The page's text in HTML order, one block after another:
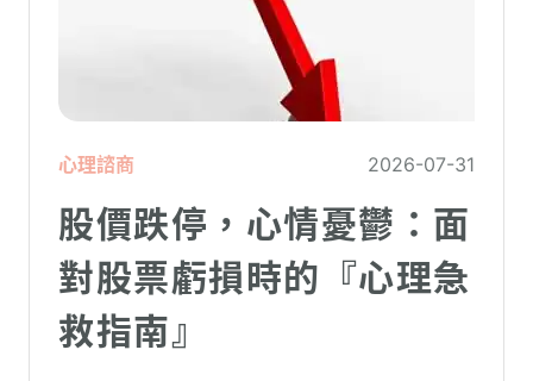
心理諮商 2026-07-31
股價跌停，心情憂鬱：面
對股票虧損時的『心理急
救指南』